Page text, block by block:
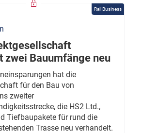
Rail Business
zwei Bauumfänge neu
hat die
für den Bau von
zweiter
die HS2 Ltd.,
Tiefbaupakete für rund die
Trasse neu verhandelt.